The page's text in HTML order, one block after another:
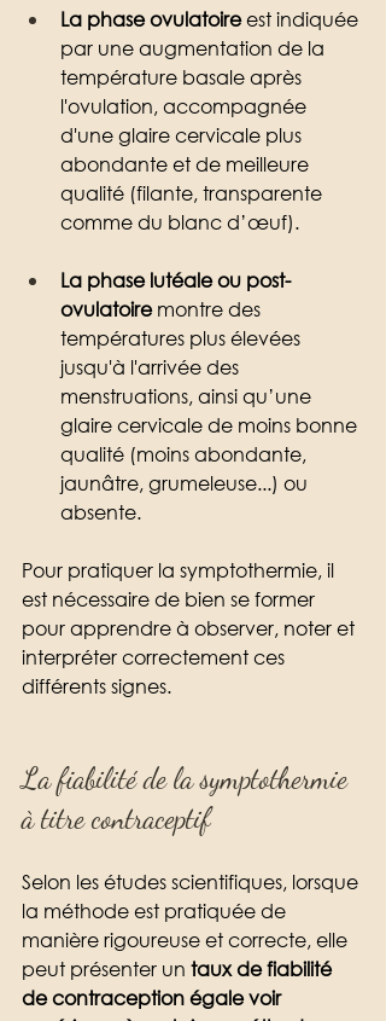
La phase ovulatoire est indiquée
par une augmentation de la
température basale après
l'ovulation, accompagnée
d'une glaire cervicale plus
abondante et de meilleure
qualité (filante, transparente
comme du blanc d’œuf).
La phase lutéale ou post-
ovulatoire montre des
températures plus élevées
jusqu'à l'arrivée des
menstruations, ainsi qu’une
glaire cervicale de moins bonne
qualité (moins abondante,
jaunâtre, grumeleuse...) ou
absente.
Pour pratiquer la symptothermie, il
est nécessaire de bien se former
pour apprendre à observer, noter et
interpréter correctement ces
différents signes.
La fiabilité de la symptothermie
à titre contraceptif
Selon les études scientifiques, lorsque
la méthode est pratiquée de
manière rigoureuse et correcte, elle
peut présenter un taux de fiabilité
de contraception égale voir